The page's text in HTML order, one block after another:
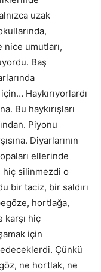
uzak
umutları,
Baş
Haykırıyorlardı
Bu haykırışları
Piyonu
Diyarlarının
ellerinde
hiç silinmezdi o
bir taciz, bir saldırı
hortlağa,
karşı hiç
için
Çünkü
ne hortlak, ne